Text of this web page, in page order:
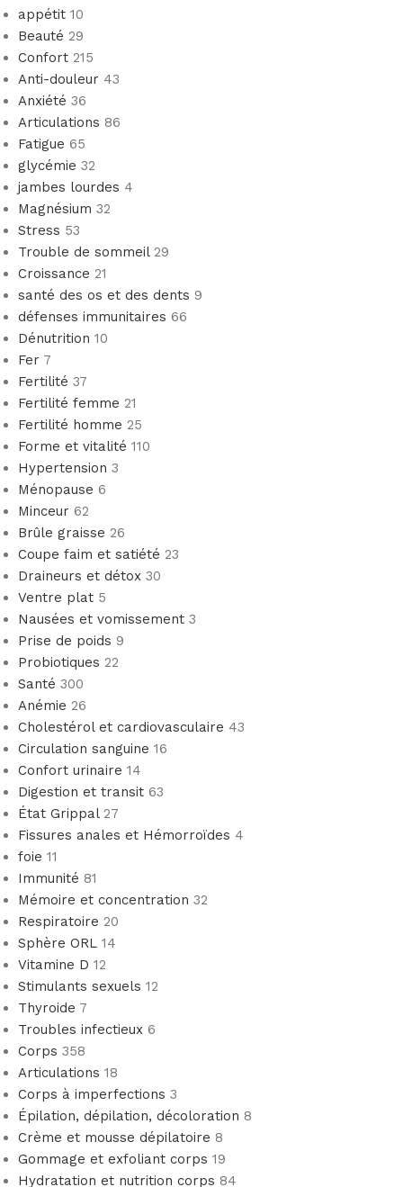
appétit 10
Beauté 29
Confort 215
Anti-douleur 43
Anxiété 36
Articulations 86
Fatigue 65
glycémie 32
jambes lourdes 4
Magnésium 32
Stress 53
Trouble de sommeil 29
Croissance 21
santé des os et des dents 9
défenses immunitaires 66
Dénutrition 10
Fer 7
Fertilité 37
Fertilité femme 21
Fertilité homme 25
Forme et vitalité 110
Hypertension 3
Ménopause 6
Minceur 62
Brûle graisse 26
Coupe faim et satiété 23
Draineurs et détox 30
Ventre plat 5
Nausées et vomissement 3
Prise de poids 9
Probiotiques 22
Santé 300
Anémie 26
Cholestérol et cardiovasculaire 43
Circulation sanguine 16
Confort urinaire 14
Digestion et transit 63
État Grippal 27
Fissures anales et Hémorroïdes 4
foie 11
Immunité 81
Mémoire et concentration 32
Respiratoire 20
Sphère ORL 14
Vitamine D 12
Stimulants sexuels 12
Thyroide 7
Troubles infectieux 6
Corps 358
Articulations 18
Corps à imperfections 3
Épilation, dépilation, décoloration 8
Crème et mousse dépilatoire 8
Gommage et exfoliant corps 19
Hydratation et nutrition corps 84